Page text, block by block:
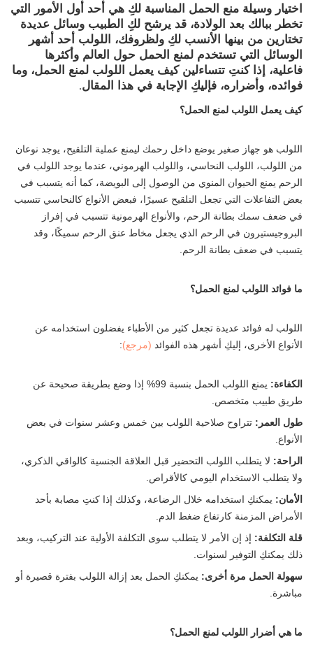
اختيار وسيلة منع الحمل المناسبة لكِ هي أحد أول الأمور التي
تخطر ببالك بعد الولادة، قد يرشح لكِ الطبيب وسائل عديدة
تختارين من بينها الأنسب لكِ ولظروفك، اللولب أحد أشهر
الوسائل التي تستخدم لمنع الحمل حول العالم وأكثرها
فاعلية، إذا كنتِ تتساءلين كيف يعمل اللولب لمنع الحمل، وما
فوائده، وأضراره، فإليكِ الإجابة في هذا المقال.
كيف يعمل اللولب لمنع الحمل؟
اللولب هو جهاز صغير يوضع داخل رحمك ليمنع عملية التلقيح، يوجد نوعان
من اللولب، اللولب النحاسي، واللولب الهرموني، عندما يوجد اللولب في
الرحم يمنع الحيوان المنوي من الوصول إلى البويضة، كما أنه يتسبب في
بعض التفاعلات التي تجعل التلقيح عسيرًا، فبعض الأنواع كالنحاسي تتسبب
في ضعف سمك بطانة الرحم، والأنواع الهرمونية تتسبب في إفراز
البروجيستيرون في الرحم الذي يجعل مخاط عنق الرحم سميكًا، وقد
يتسبب في ضعف بطانة الرحم.
ما فوائد اللولب لمنع الحمل؟
اللولب له فوائد عديدة تجعل كثير من الأطباء يفضلون استخدامه عن
الأنواع الأخرى، إليكِ أشهر هذه الفوائد (مرجع):
الكفاءة:
يمنع اللولب الحمل بنسبة 99% إذا وضع بطريقة صحيحة عن
طريق طبيب متخصص.
طول العمر: تتراوح صلاحية اللولب بين خمس وعشر سنوات في بعض
الأنواع.
الراحة: لا يتطلب اللولب التحضير قبل العلاقة الجنسية كالواقي الذكري،
ولا يتطلب الاستخدام اليومي كالأقراص.
الأمان: يمكنكِ استخدامه خلال الرضاعة، وكذلك إذا كنتِ مصابة بأحد
الأمراض المزمنة كارتفاع ضغط الدم.
قلة التكلفة: إذ إن الأمر لا يتطلب سوى التكلفة الأولية عند التركيب، وبعد
ذلك يمكنكِ التوفير لسنوات.
سهولة الحمل مرة أخرى: يمكنكِ الحمل بعد إزالة اللولب بفترة قصيرة أو
مباشرة.
ما هي أضرار اللولب لمنع الحمل؟